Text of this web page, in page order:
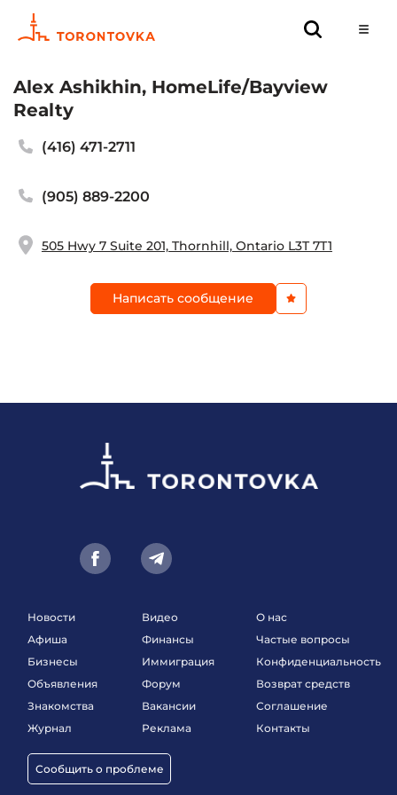
Alex Ashikhin, HomeLife/Bayview
Realty
(416) 471-2711
(905) 889-2200
505 Hwy 7 Suite 201, Thornhill, Ontario L3T 7T1
Написать сообщение
Новости
Афиша
Бизнесы
Объявления
Знакомства
Журнал
Сообщить о проблеме
Видео
Финансы
Иммиграция
Форум
Вакансии
Реклама
О нас
Частые вопросы
Конфиденциальность
Возврат средств
Соглашение
Контакты